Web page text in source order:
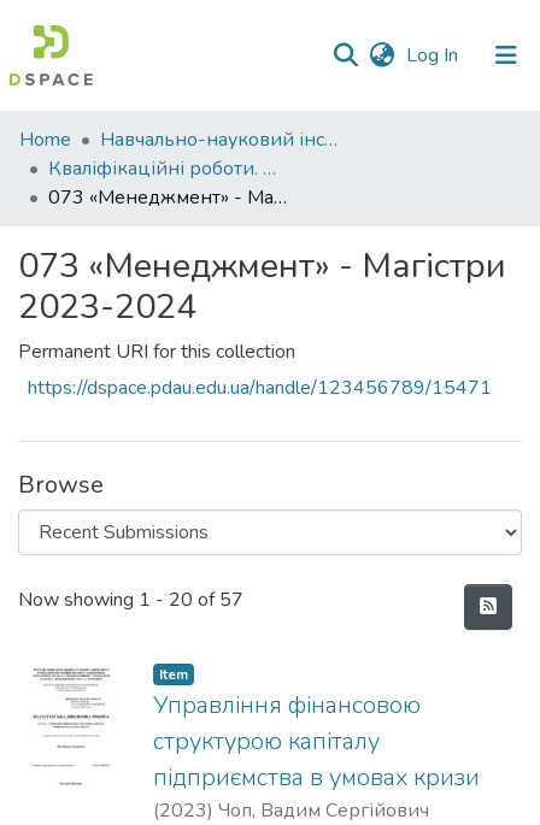
Log In (current)
Communities
&
Collections
Statistics
Home
Навчально-науковий інститут економіки, управління, права та інформаційних технологій
Кваліфікаційні роботи. ННІ економіки, управління, права та ІТ
073 «Менеджмент» - Магістри 2023-2024
073 «Менеджмент» - Магістри
2023-2024
Permanent URI for this collection
https://dspace.pdau.edu.ua/handle/123456789/15471
Browse
Recent Submissions
Now showing 1 - 20 of 57
Item
Управління фінансовою
структурою капіталу
підприємства в умовах кризи
(2023) Чоп, Вадим Сергійович